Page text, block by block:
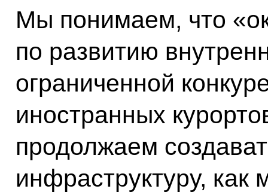
Мы понимаем, что
по развитию
ограниченной
иностранных
продолжаем
инфраструктуру,